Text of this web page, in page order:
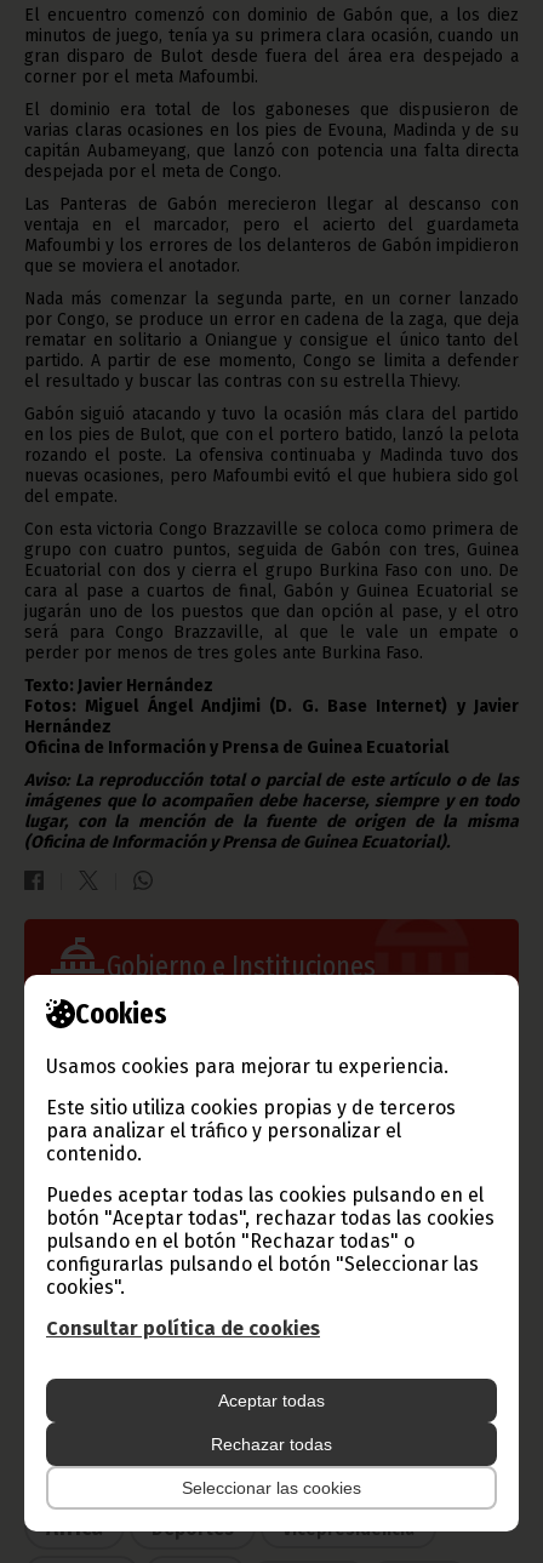
Cookies
Usamos cookies para mejorar tu experiencia.
Este sitio utiliza cookies propias y de terceros
para analizar el tráfico y personalizar el
contenido.
Puedes aceptar todas las cookies pulsando en el
botón "Aceptar todas", rechazar todas las cookies
pulsando en el botón "Rechazar todas" o
configurarlas pulsando el botón "Seleccionar las
cookies".
Consultar política de cookies
Aceptar todas
Rechazar todas
Seleccionar las cookies
El encuentro comenzó con dominio de Gabón que, a los diez
minutos de juego, tenía ya su primera clara ocasión, cuando un
gran disparo de Bulot desde fuera del área era despejado a
corner por el meta Mafoumbi.
El dominio era total de los gaboneses que dispusieron de
varias claras ocasiones en los pies de Evouna, Madinda y de su
capitán Aubameyang, que lanzó con potencia una falta directa
despejada por el meta de Congo.
Las Panteras de Gabón merecieron llegar al descanso con
ventaja en el marcador, pero el acierto del guardameta
Mafoumbi y los errores de los delanteros de Gabón impidieron
que se moviera el anotador.
Nada más comenzar la segunda parte, en un corner lanzado
por Congo, se produce un error en cadena de la zaga, que deja
rematar en solitario a Oniangue y consigue el único tanto del
partido. A partir de ese momento, Congo se limita a defender
el resultado y buscar las contras con su estrella Thievy.
Gabón siguió atacando y tuvo la ocasión más clara del partido
en los pies de Bulot, que con el portero batido, lanzó la pelota
rozando el poste. La ofensiva continuaba y Madinda tuvo dos
nuevas ocasiones, pero Mafoumbi evitó el que hubiera sido gol
del empate.
Con esta victoria Congo Brazzaville se coloca como primera de
grupo con cuatro puntos, seguida de Gabón con tres, Guinea
Ecuatorial con dos y cierra el grupo Burkina Faso con uno. De
cara al pase a cuartos de final, Gabón y Guinea Ecuatorial se
jugarán uno de los puestos que dan opción al pase, y el otro
será para Congo Brazzaville, al que le vale un empate o
perder por menos de tres goles ante Burkina Faso.
Texto: Javier Hernández
Fotos: Miguel Ángel Andjimi (D. G. Base Internet) y Javier
Hernández
Oficina de Información y Prensa de Guinea Ecuatorial
Aviso: La reproducción total o parcial de este artículo o de las
imágenes que lo acompañen debe hacerse, siempre y en todo
lugar, con la mención de la fuente de origen de la misma
(Oficina de Información y Prensa de Guinea Ecuatorial).
Gobierno e Instituciones
Información de Guinea Ecuatorial
TVGE
Radio Nacional de Guinea
Haz click aquí para escuchar ahora
CATEGORÍAS
Noticias Gobierno
Presidencia
África
Deportes Vicepresidencia